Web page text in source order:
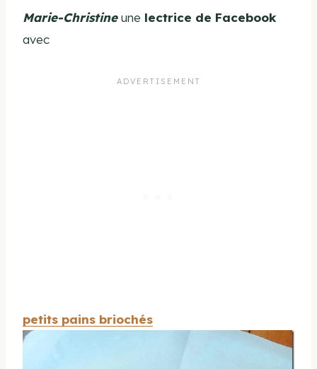
Marie-Christineune lectrice de Facebook
avec
petits pains briochés